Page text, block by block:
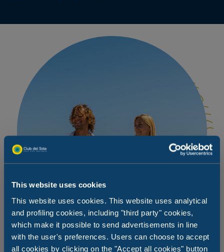
This website uses cookies
This website uses cookies. This website uses analytical
and profiling cookies, including "third party" cookies,
which make it possible to send advertisements in line
with the user's preferences. Users can choose to accept
all cookies by clicking on the "Accept all cookies" button